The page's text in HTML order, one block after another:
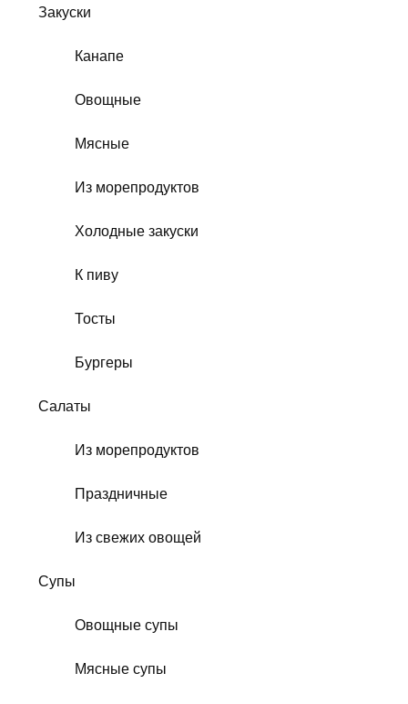
Закуски
Канапе
Овощные
Мясные
Из морепродуктов
Холодные закуски
К пиву
Тосты
Бургеры
Салаты
Из морепродуктов
Праздничные
Из свежих овощей
Супы
Овощные супы
Мясные супы